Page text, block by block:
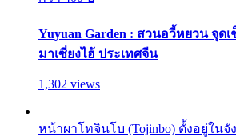
Yuyuan Garden : สวนอวี้หยวน จุด
มาเซี่ยงไฮ้ ประเทศจีน
1,302 views
หน้าผาโทจินโบ (Tojinbo) ตั้งอยู่ในจั